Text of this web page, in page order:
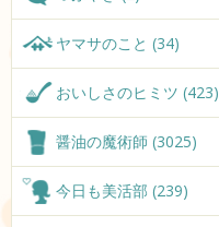
ヤマサのこと (34)
おいしさのヒミツ (423)
醤油の魔術師 (3025)
今日も美活部 (239)